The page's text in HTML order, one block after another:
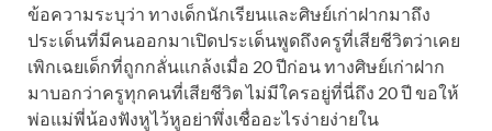
ข้อความระบุว่า ทางเด็กนักเรียนและศิษย์เก่าฝากมาถึง
ประเด็นที่มีคนออกมาเปิดประเด็นพูดถึงครูที่เสียชีวิตว่าเคย
เพิกเฉยเด็กที่ถูกกลั่นแกล้งเมื่อ 20 ปีก่อน ทางศิษย์เก่าฝาก
มาบอกว่าครูทุกคนที่เสียชีวิต ไม่มีใครอยู่ที่นี่ถึง 20 ปี ขอให้
พ่อแม่พี่น้องฟังหูไว้หูอย่าพึ่งเชื่ออะไรง่ายง่ายใน